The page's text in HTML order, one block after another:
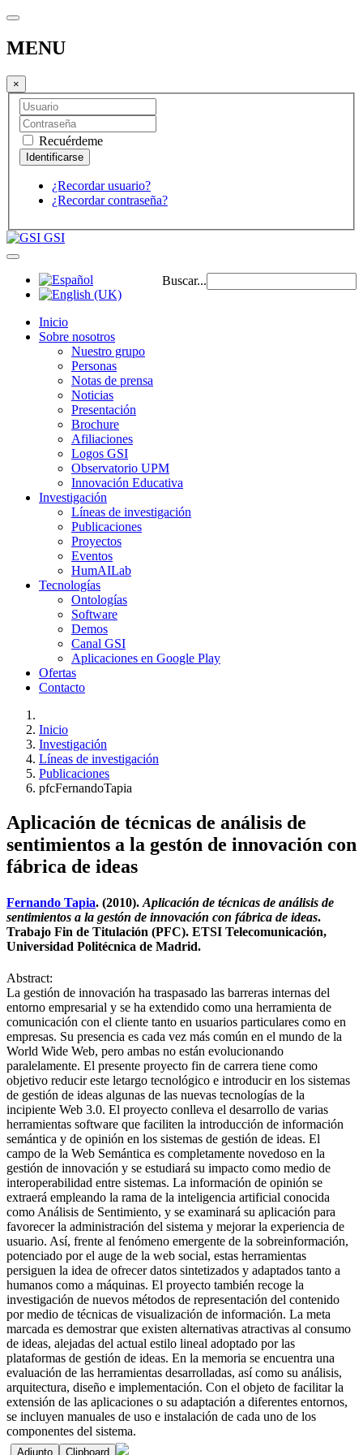
MENU
×
Recuérdeme
¿Recordar usuario?
¿Recordar contraseña?
GSI
Buscar...
Inicio
Sobre nosotros
Nuestro grupo
Personas
Notas de prensa
Noticias
Presentación
Brochure
Afiliaciones
Logos GSI
Observatorio UPM
Innovación Educativa
Investigación
Líneas de investigación
Publicaciones
Proyectos
Eventos
HumAILab
Tecnologías
Ontologías
Software
Demos
Canal GSI
Aplicaciones en Google Play
Ofertas
Contacto
Inicio
Investigación
Líneas de investigación
Publicaciones
pfcFernandoTapia
Aplicación de técnicas de análisis de
sentimientos a la gestón de innovación con
fábrica de ideas
Fernando Tapia. (2010). Aplicación de técnicas de análisis de
sentimientos a la gestón de innovación con fábrica de ideas.
Trabajo Fin de Titulación (PFC). ETSI Telecomunicación,
Universidad Politécnica de Madrid.
Abstract:
La gestión de innovación ha traspasado las barreras internas del
entorno empresarial y se ha extendido como una herramienta de
comunicación con el cliente tanto en usuarios particulares como en
empresas. Su presencia es cada vez más común en el mundo de la
World Wide Web, pero ambas no están evolucionando
paralelamente. El presente proyecto fin de carrera tiene como
objetivo reducir este letargo tecnológico e introducir en los sistemas
de gestión de ideas algunas de las nuevas tecnologías de la
incipiente Web 3.0. El proyecto conlleva el desarrollo de varias
herramientas software que faciliten la introducción de información
semántica y de opinión en los sistemas de gestión de ideas. El
campo de la Web Semántica es completamente novedoso en la
gestión de innovación y se estudiará su impacto como medio de
interoperabilidad entre sistemas. La información de opinión se
extraerá empleando la rama de la inteligencia artificial conocida
como Análisis de Sentimiento, y se examinará su aplicación para
favorecer la administración del sistema y mejorar la experiencia de
usuario. Así, frente al fenómeno emergente de la sobreinformación,
potenciado por el auge de la web social, estas herramientas
persiguen la idea de ofrecer datos sintetizados y adaptados tanto a
humanos como a máquinas. El proyecto también recoge la
investigación de nuevos métodos de representación del contenido
por medio de técnicas de visualización de información. La meta
marcada es demostrar que existen alternativas atractivas al consumo
de ideas, alejadas del actual estilo lineal adoptado por las
plataformas de gestión de ideas. En la memoria se encuentra una
evaluación de las herramientas desarrolladas, así como su análisis,
arquitectura, diseño e implementación. Con el objeto de facilitar la
extensión de las aplicaciones o su adaptación a diferentes entornos,
se incluyen manuales de uso e instalación de cada uno de los
componentes del sistema.
Adjunto Clipboard